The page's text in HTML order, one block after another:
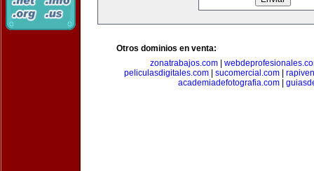
Otros dominios en venta:
zonatrabajos.com|
peliculasdigitales.com
sucomercial.com
academiadefotografia.com